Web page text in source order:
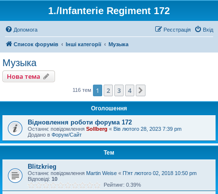
1./Infanterie Regiment 172
Допомога Вхід
Реєстрація
Список форумів Інші категорії Музыка
Музыка
Нова тема
116 тем 1 2 3 4
Оголошення
Відновлення роботи форума 172
Останнє повідомлення Sollberg « Вів лютого 28, 2023 7:39 pm
Додано в Форум/Сайт
Тем
Blitzkrieg
Останнє повідомлення Martin Weise « П'ят лютого 02, 2018 10:50 pm
Відповіді: 10
Рейтинг: 0.39%